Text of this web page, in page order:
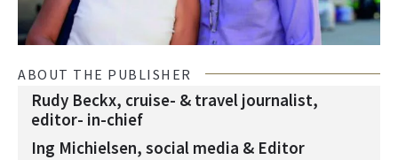
ABOUT THE PUBLISHER
Rudy Beckx, cruise- & travel journalist,
editor- in-chief
Ing Michielsen, social media & Editor